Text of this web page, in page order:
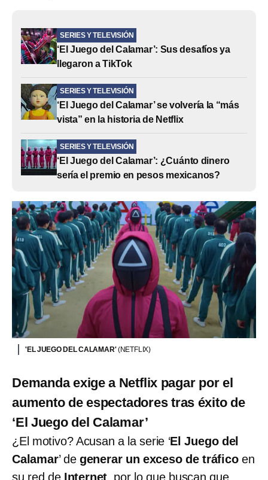
SERIES Y TELEVISIÓN
‘El Juego del Calamar’: Sus desafíos ya
llegaron a TikTok
SERIES Y TELEVISIÓN
‘El Juego del Calamar’ se volvería la “más
vista” en la historia de Netflix
SERIES Y TELEVISIÓN
‘El Juego del Calamar’: ¿Cuánto dinero
sería el premio en pesos mexicanos?
'EL JUEGO DEL CALAMAR'(NETFLIX)
Demanda exige a Netflix pagar por el
aumento de espectadores tras éxito de
‘El Juego del Calamar’
¿El motivo? Acusan a la serie ‘El Juego del
Calamar’ de generar un exceso de tráficoen
su red de Internet , por lo que buscan que